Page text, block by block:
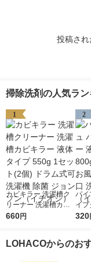
投稿され
掃除洗剤の人気ラ
1
カビキラー 洗濯槽ク
リーナー 洗濯槽カビ
キラー 液体タイプ 55
ョンソン（イチオシ）
660円
2
パイ
イプ
タイ
（イ
320
LOHACOからのお